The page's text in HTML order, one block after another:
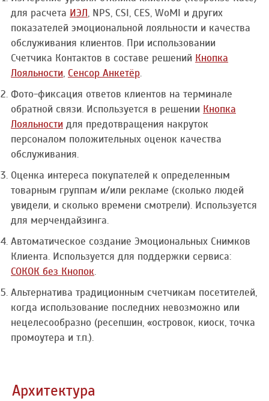
для расчета ИЭЛ, NPS, CSI, CES, WoMI и других
показателей эмоциональной лояльности и качества
обслуживания клиентов. При использовании
Счетчика Контактов в составе решений Кнопка
Лояльности, Сенсор Анкетёр.
Фото-фиксация ответов клиентов на терминале
обратной связи. Используется в решении Кнопка
Лояльности для предотвращения накруток
персоналом положительных оценок качества
обслуживания.
Оценка интереса покупателей к определенным
товарным группам и/или рекламе (сколько людей
увидели, и сколько времени смотрели). Используется
для мерчендайзинга.
Автоматическое создание Эмоциональных Снимков
Клиента. Используется для поддержки сервиса:
СОКОК без Кнопок.
Альтернатива традиционным счетчикам посетителей,
когда использование последних невозможно или
нецелесообразно (ресепшин, «островок, киоск, точка
промоутера и т.п.).
Архитектура